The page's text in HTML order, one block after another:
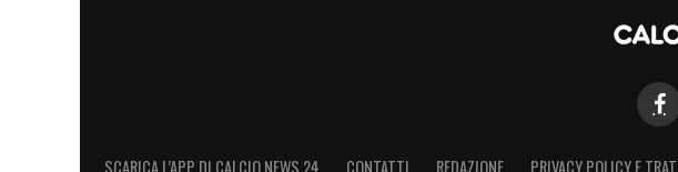
Haas al minuto numero 11. Per lo svizzero, tornato in
SALERNITANA-GENOA
– Due episodi molto distanti fra
SCARICA L’APP DI CALCIO NEWS 24 CONTATTI REDAZIONE PRIVACY POLICY E